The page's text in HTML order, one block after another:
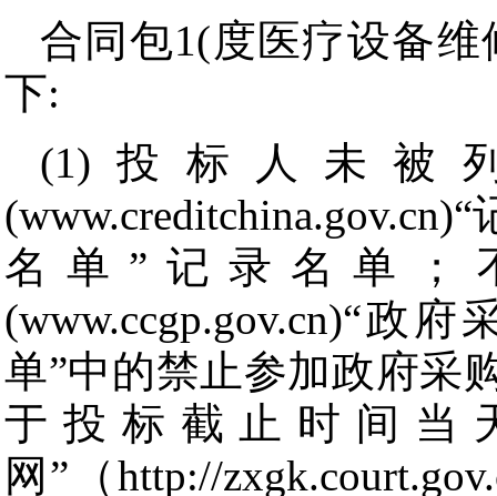
合同包1(度医疗设备
下:
(1)投标人未被
名单”记录名单；
(www.ccgp.gov.cn)“政
单”中的禁止参加政府采
于投标截止时间当
网”（http://